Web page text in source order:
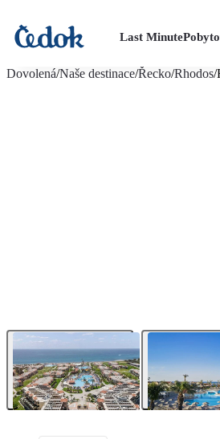
Last Minute
Dovolená/Naše destinace/Řecko/Rhodos/